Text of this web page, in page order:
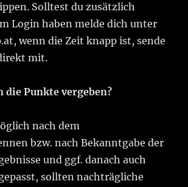
Solltest du zusätzlich
Login haben melde dich unter
wenn die Zeit knapp ist, sende
mit.
die Punkte vergeben?
nach dem
bzw. nach Bekanntgabe der
und ggf. danach auch
sollten nachträgliche